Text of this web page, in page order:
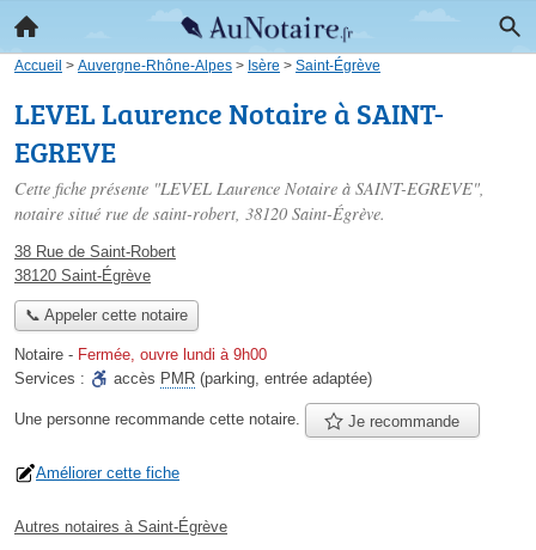
Accueil > Auvergne-Rhône-Alpes > Isère > Saint-Égrève
LEVEL Laurence Notaire à SAINT-
EGREVE
Cette fiche présente "LEVEL Laurence Notaire à SAINT-EGREVE",
notaire situé rue de saint-robert, 38120 Saint-Égrève.
38 Rue de Saint-Robert
38120 Saint-Égrève
📞 Appeler cette notaire
Notaire - Fermée, ouvre lundi à 9h00
Services :
accès PMR (parking, entrée adaptée)
Une personne recommande cette notaire. Je recommande
Améliorer cette fiche
Autres notaires à Saint-Égrève